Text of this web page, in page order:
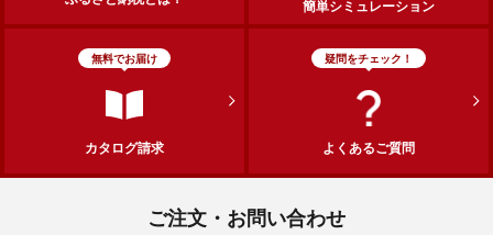
簡単シミュレーション
無料でお届け
カタログ請求
疑問をチェック！
よくあるご質問
ご注文・お問い合わせ